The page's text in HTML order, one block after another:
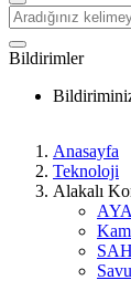
Bildirimler
Anasayfa
Teknoloji
Alakalı